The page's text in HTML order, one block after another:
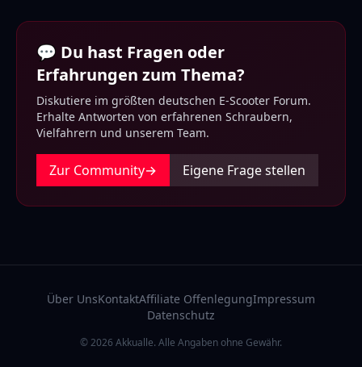
💬 Du hast Fragen oder
Erfahrungen zum Thema?
Diskutiere im größten deutschen E-Scooter Forum.
Erhalte Antworten von erfahrenen Schraubern,
Vielfahrern und unserem Team.
Zur Community→ Eigene Frage stellen
Über UnsKontaktAffiliate OffenlegungImpressum
Datenschutz
© 2026 Akkualle. Alle Angaben ohne Gewähr.